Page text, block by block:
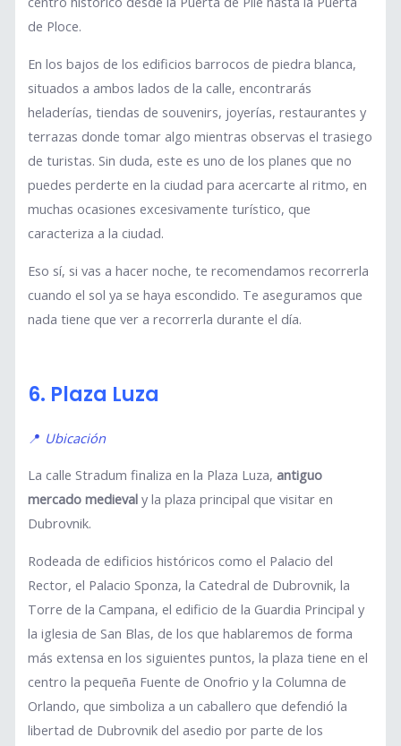
de Ploce.
En los bajos de los edificios barrocos de piedra blanca,
situados a ambos lados de la calle, encontrarás
heladerías, tiendas de souvenirs, joyerías, restaurantes y
terrazas donde tomar algo mientras observas el trasiego
de turistas. Sin duda, este es uno de los planes que no
puedes perderte en la ciudad para acercarte al ritmo, en
muchas ocasiones excesivamente turístico, que
caracteriza a la ciudad.
Eso sí, si vas a hacer noche, te recomendamos recorrerla
cuando el sol ya se haya escondido. Te aseguramos que
nada tiene que ver a recorrerla durante el día.
6. Plaza Luza
📍 Ubicación
La calle Stradum finaliza en la Plaza Luza,antiguo
mercado medieval y la plaza principal que visitar en
Dubrovnik.
Rodeada de edificios históricos como el Palacio del
Rector, el Palacio Sponza, la Catedral de Dubrovnik, la
Torre de la Campana, el edificio de la Guardia Principal y
la iglesia de San Blas, de los que hablaremos de forma
más extensa en los siguientes puntos, la plaza tiene en el
centro la pequeña Fuente de Onofrio y la Columna de
Orlando, que simboliza a un caballero que defendió la
libertad de Dubrovnik del asedio por parte de los